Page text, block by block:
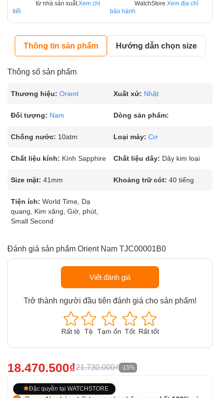
từ nhà sản xuất. Xem chi
tiết
WatchStore Xem địa chỉ
bảo hành
Thông tin sản phẩm Hướng dẫn chọn size
Thông số sản phẩm
Thương hiệu: Orient Xuất xứ: Nhật
Đối tượng: Nam Dòng sản phẩm:
Chống nước: 10atm Loại máy: Cơ
Chất liệu kính: Kính Sapphire Chất liệu dây: Dây kim loại
Size mặt: 41mm Khoảng trữ cót: 40 tiếng
Tiện ích: World Time, Dạ
quang, Kim xăng, Giờ, phút,
Small Second
Đánh giá sản phẩm Orient Nam TJC00001B0
Viết đánh giá
Trở thành người đầu tiên đánh giá cho sản phẩm!
Rất tệ Tệ Tạm ổn Tốt Rất tốt
18.470.500₫21.730.000₫ -15%
Đặc quyền tại WATCHSTORE